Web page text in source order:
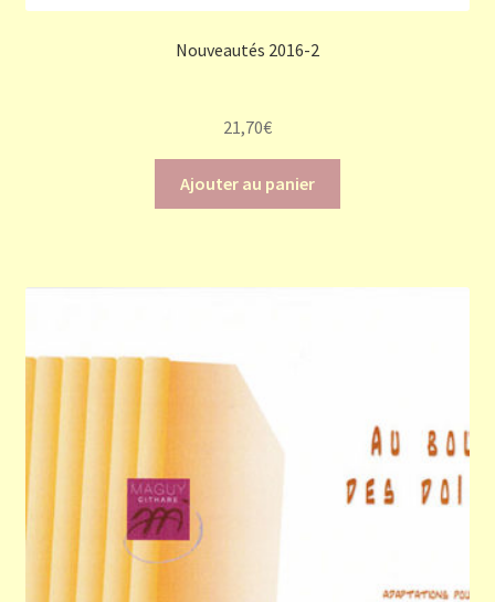
Nouveautés 2016-2
21,70€
Ajouter au panier